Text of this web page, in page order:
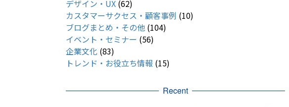
デザイン・UX (62)
カスタマーサクセス・顧客事例 (10)
ブログまとめ・その他 (104)
イベント・セミナー (56)
企業文化 (83)
トレンド・お役立ち情報 (15)
Recent